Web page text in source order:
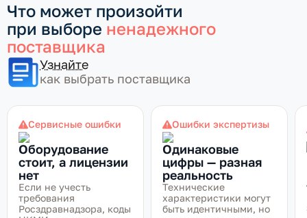
Что может произойти
при выборе ненадежного
поставщика
Узнайте
как выбрать поставщика
Сервисные ошибки
Оборудование
стоит, а лицензии
нет
Если не учесть
требования
Росздравнадзора, коды
Ошибки экспертизы
Одинаковые
цифры — разная
реальность
Технические
характеристики могут
быть идентичными, но